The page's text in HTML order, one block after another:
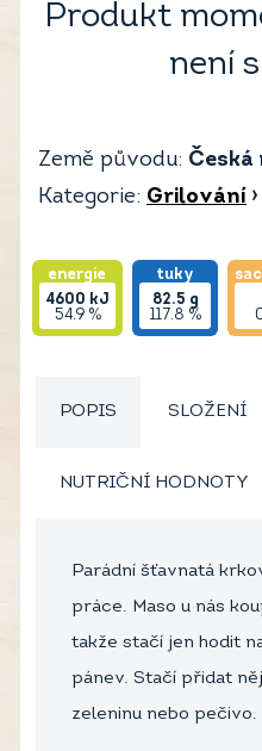
Produkt
není
Země původu: Česká
Kategorie: Grilování ›
energie
4600 kJ
54.9 %
tuky
82.5 g
117.8 %
POPIS SLOŽENÍ
NUTRIČNÍ HODNOTY
Parádní šťavnatá
práce. Maso u nás
takže stačí jen hodit
pánev. Stačí přidat
zeleninu nebo